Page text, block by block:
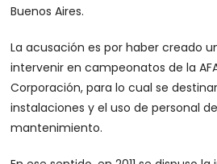
Buenos Aires.
La acusación es por haber creado
intervenir en campeonatos de la
Corporación, para lo cual se
instalaciones y el uso de personal
mantenimiento.